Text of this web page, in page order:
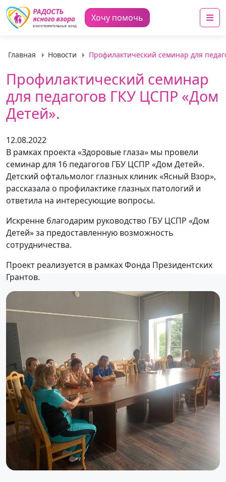
Хочу помочь
Главная Новости Профилактический семинар для
Профилактический семинар
для педагогов ГКУ ЦСПР «Дом
Детей».
12.08.2022
В рамках проекта «Здоровые глаза» мы провели
семинар для 16 педагогов ГБУ ЦСПР «Дом Детей».
Детский офтальмолог глазных клиник «Ясный Взор»,
рассказала о профилактике глазных патологий и
ответила на интересующие вопросы.
Искренне благодарим руководство ГБУ ЦСПР «Дом
Детей» за предоставленную возможность
сотрудничества.
Проект реализуется в рамках Фонда Президентских
Грантов.